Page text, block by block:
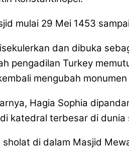
mulai 29 Mei 1453
dan dibuka
pengadilan Turkey
mengubah
Hagia Sophia
katedral terbesar di
di dalam Masjid